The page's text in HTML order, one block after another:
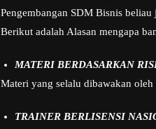
Pengembangan SDM Bisnis
Berikut adalah Alasan mengapa
MATERI BERDASARKAN
Materi yang selalu dibawakan oleh
TRAINER BERLISENSI